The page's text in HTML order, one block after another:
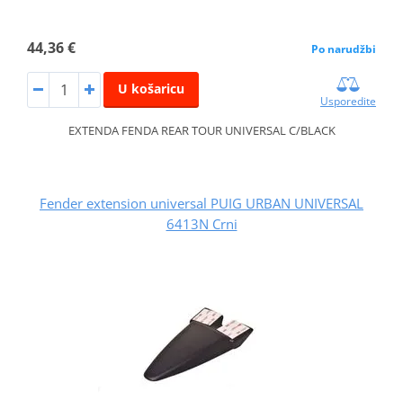
44,36 € Po narudžbi
U košaricu
Usporedite
EXTENDA FENDA REAR TOUR UNIVERSAL C/BLACK
Fender extension universal PUIG URBAN UNIVERSAL
6413N Crni